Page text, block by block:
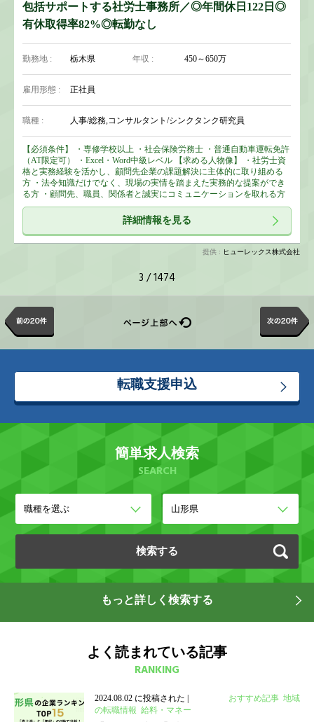
包括サポートする社労士事務所／◎年間休日122日◎
有休取得率82%◎転勤なし
勤務地 : 栃木県 年収 : 450～650万
雇用形態 : 正社員
職種 : 人事/総務,コンサルタント/シンクタンク研究員
【必須条件】 ・専修学校以上 ・社会保険労務士 ・普通自動車運転免許
（AT限定可） ・Excel・Word中級レベル 【求める人物像】 ・社労士資
格と実務経験を活かし、顧問先企業の課題解決に主体的に取り組める
方 ・法令知識だけでなく、現場の実情を踏まえた実務的な提案ができ
る方 ・顧問先、職員、関係者と誠実にコミュニケーションを取れる方
詳細情報を見る
提供 : ヒューレックス株式会社
3 / 1474
転職支援申込
簡単求人検索
SEARCH
もっと詳しく検索する
よく読まれている記事
RANKING
2024.08.02 に投稿された | おすすめ記事 地域
の転職情報 給料・マネー